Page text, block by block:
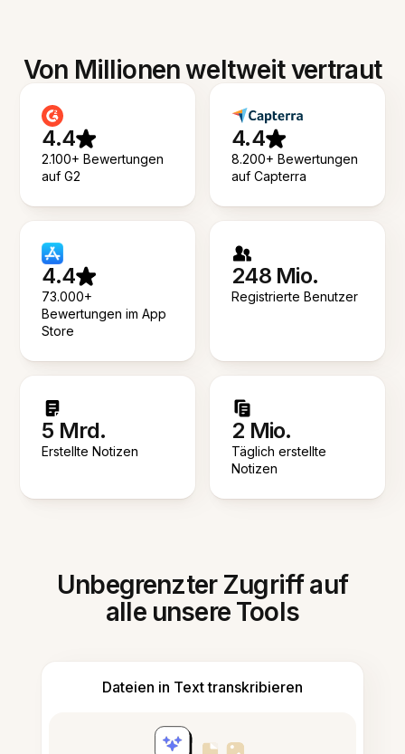
Von Millionen weltweit vertraut
4.4
2.100+ Bewertungen
auf G2
4.4
8.200+ Bewertungen
auf Capterra
4.4
73.000+
Bewertungen im App
Store
248 Mio.
Registrierte Benutzer
5 Mrd.
Erstellte Notizen
2 Mio.
Täglich erstellte
Notizen
Unbegrenzter Zugriff auf
alle unsere Tools
Dateien in Text transkribieren